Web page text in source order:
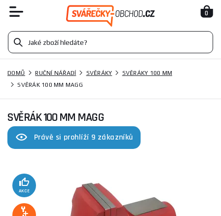
0
DOMŮ RUČNÍ NÁŘADÍ SVĚRÁKY
SVĚRÁKY 100 MM
SVĚRÁK 100 MM MAGG
SVĚRÁK 100 MM MAGG
Právě si prohlíží 9 zákazníků
AKCE